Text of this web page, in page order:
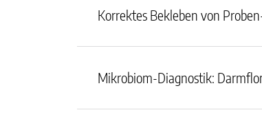
Korrektes Bekleben von
Mikrobiom-Diagnostik: